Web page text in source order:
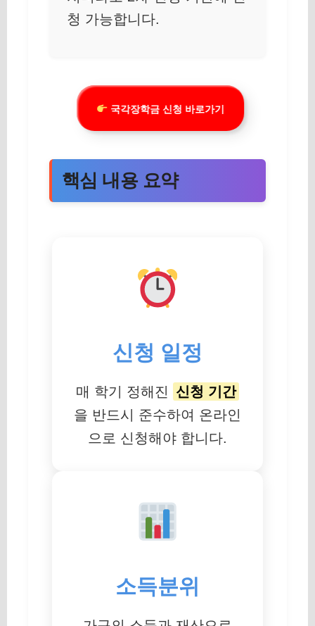
청 가능합니다.
국각장학금 신청 바로가기
핵심 내용 요약
신청 일정
매 학기 정해진
신청 기간
을 반드시 준수하여 온라인
으로 신청해야 합니다.
소득분위